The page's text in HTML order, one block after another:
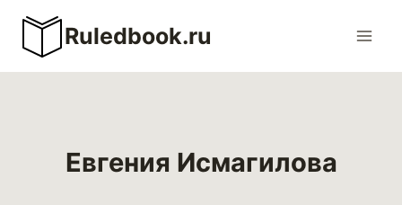
Перейти
содержимому
Ruledbook.ru
Евгения Исмагилова